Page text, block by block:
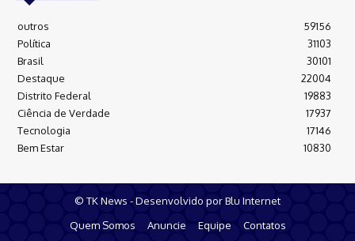
outros
59156
Política
31103
Brasil
30101
Destaque
22004
Distrito Federal
19883
Ciência de Verdade
17937
Tecnologia
17146
Bem Estar
10830
© TK News - Desenvolvido por Blu Internet
Quem Somos
Anuncie Equipe Contatos